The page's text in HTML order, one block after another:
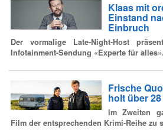
Klaas mit
Einstand
Einbruch
Der vormalige Late-Night-Host
Infotainment-Sendung «Experte für
Frische
holt über
Im Zweiten
Film der entsprechenden Krimi-Reihe zu